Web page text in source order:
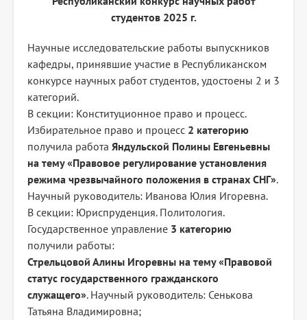
студентов 2025 г.
Научные исследовательские работы выпускников
кафедры, принявшие участие в Республиканском
конкурсе научных работ студентов, удостоены 2 и 3
категорий.
В секции: Конституционное право и процесс.
Избирательное право и процесс 2 категорию
получила работа Яндульской Полины Евгеньевны
на тему «Правовое регулирование установления
режима чрезвычайного положения в странах СНГ».
Научный руководитель: Иванова Юлия Игоревна.
В секции: Юриспруденция. Политология.
Государственное управление 3 категорию
получили работы:
Стрельцовой Алины Игоревны на тему «Правовой
статус государственного гражданского
служащего». Научный руководитель: Сенькова
Татьяна Владимировна;